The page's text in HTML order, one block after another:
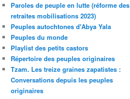
Paroles de peuple en lutte (réforme des
retraites mobilisations 2023)
Peuples autochtones d'Abya Yala
Peuples du monde
Playlist des petits castors
Répertoire des peuples originaires
Tzam. Les treize graines zapatistes :
Conversations depuis les peuples
originaires